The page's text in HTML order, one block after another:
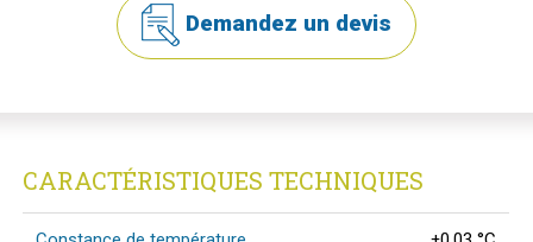
Demandez un devis
CARACTÉRISTIQUES TECHNIQUES